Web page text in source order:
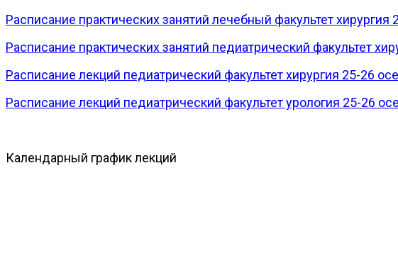
Расписание практических занятий лечебный факультет
Расписание практических занятий педиатрический факультет
Расписание лекций педиатрический факультет хирургия 25-26
Расписание лекций педиатрический факультет урология 25-26
Календарный график лекций